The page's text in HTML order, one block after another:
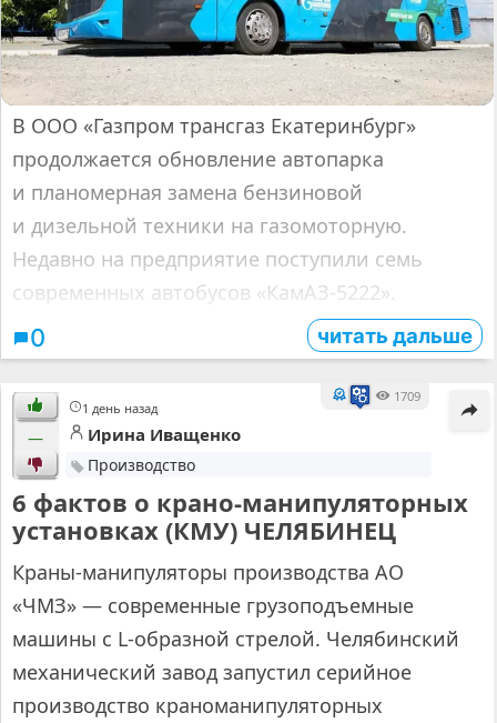
В ООО «Газпром трансгаз Екатеринбург»
продолжается обновление автопарка
и планомерная замена бензиновой
и дизельной техники на газомоторную.
Недавно на предприятие поступили семь
современных автобусов «КамАЗ-5222».
0 читать дальше
1 день назад
1709
— Ирина Иващенко
Производство
6 фактов о крано-манипуляторных
установках (КМУ) ЧЕЛЯБИНЕЦ
Краны-манипуляторы производства АО
«ЧМЗ» — современные грузоподъемные
машины с L-образной стрелой. Челябинский
механический завод запустил серийное
производство краноманипуляторных